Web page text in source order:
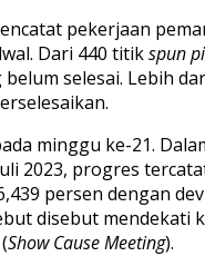
pekerjaan
Dari 440 titikspun
selesai. Lebih
minggu ke-21.
2023, progres
persen dengan
disebut mendekati
Show Cause Meeting).